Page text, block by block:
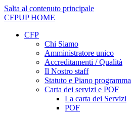
Salta al contenuto principale
CFPUPHOME
CFP
Chi Siamo
Amministratore unico
Accreditamenti / Qualità
Il Nostro staff
Statuto e Piano programma
Carta dei servizi e POF
La carta dei Servizi
POF